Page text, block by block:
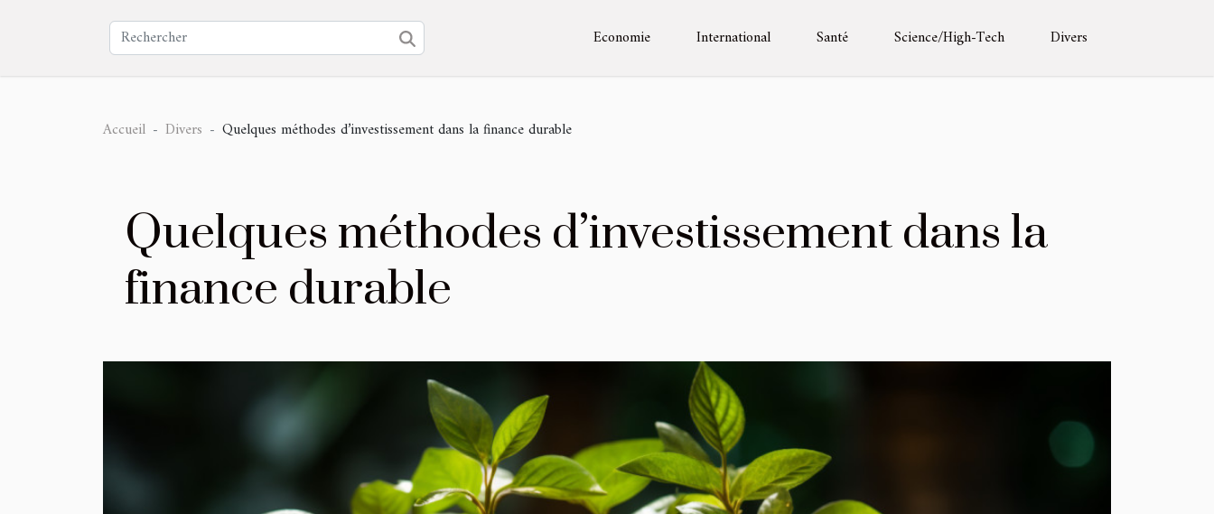
Economie International Santé Science/High-Tech Divers
Accueil Divers Quelques méthodes d’investissement dans la finance durable
Quelques méthodes d’investissement dans la
finance durable